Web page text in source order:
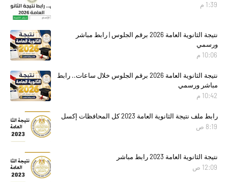
1:39 م
نتيجة الثانوية العامة 2026 برقم الجلوس | رابط مباشر
ورسمي
10:06 م
نتيجة الثانوية العامة 2026 برقم الجلوس خلال ساعات.. رابط
مباشر ورسمي
10:42 م
رابط ملف نتيجة الثانوية العامة 2023 كل المحافظات إكسل
8:19 ص
نتيجة الثانوية العامة 2023 رابط مباشر
12:09 ص